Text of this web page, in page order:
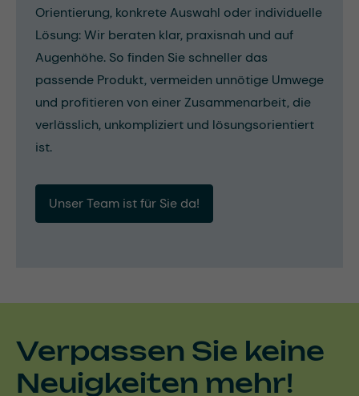
Orientierung, konkrete Auswahl oder individuelle
Lösung: Wir beraten klar, praxisnah und auf
Augenhöhe. So finden Sie schneller das
passende Produkt, vermeiden unnötige Umwege
und profitieren von einer Zusammenarbeit, die
verlässlich, unkompliziert und lösungsorientiert
ist.
Unser Team ist für Sie da!
Verpassen Sie keine
Neuigkeiten mehr!